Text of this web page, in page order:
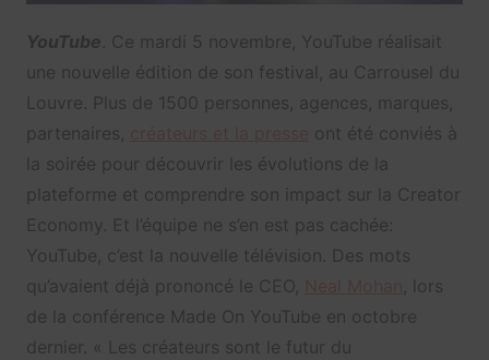
YouTube . Ce mardi 5 novembre, YouTube réalisait
une nouvelle édition de son festival, au Carrousel du
Louvre. Plus de 1500 personnes, agences, marques,
partenaires,
ont été conviés à
la soirée pour découvrir les évolutions de la
plateforme et comprendre son impact sur la Creator
Economy. Et l’équipe ne s’en est pas cachée:
YouTube, c’est la nouvelle télévision. Des mots
qu’avaient déjà prononcé le CEO,
, lors
de la conférence Made On YouTube en octobre
dernier. « Les créateurs sont le futur du